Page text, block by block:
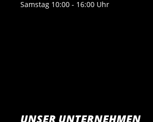
Samstag 10:00 - 16:00 Uhr
UNSER UNTERNEHMEN